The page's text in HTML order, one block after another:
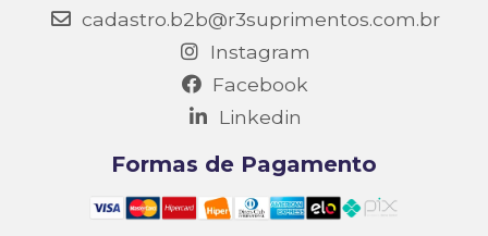
cadastro.b2b@r3suprimentos.com.br
Instagram
Facebook
Linkedin
Formas de Pagamento